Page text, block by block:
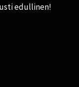
edullinen!